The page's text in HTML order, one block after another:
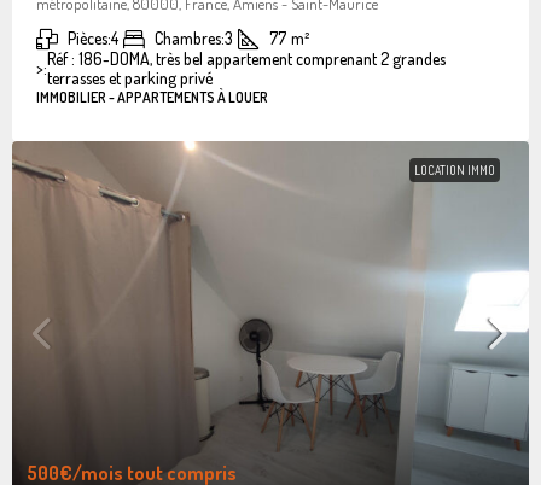
Pièces:4 Chambres:3 77 m²
>:Réf : 186-DOMA, très bel appartement comprenant 2 grandes
terrasses et parking privé
IMMOBILIER - APPARTEMENTS À LOUER
LOCATION IMMO
500€/mois tout compris